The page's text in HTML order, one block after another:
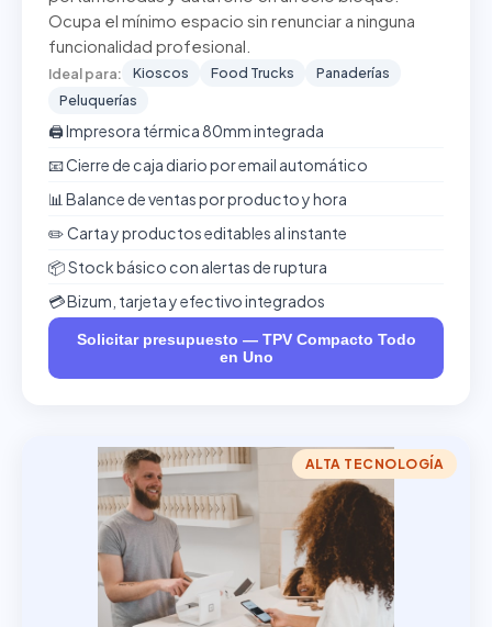
Ocupa el mínimo espacio sin renunciar a ninguna
funcionalidad profesional.
Ideal para: Kioscos Food Trucks
Panaderías
Peluquerías
🖨️ Impresora térmica 80mm integrada
📧 Cierre de caja diario por email automático
📊 Balance de ventas por producto y hora
✏️ Carta y productos editables al instante
📦 Stock básico con alertas de ruptura
💳 Bizum, tarjeta y efectivo integrados
Solicitar presupuesto — TPV Compacto Todo
en Uno
ALTA TECNOLOGÍA